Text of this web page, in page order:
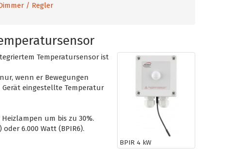
/ Regler
BPIR 4 kW
Temperatursensor ist
wenn er Bewegungen
eingestellte Temperatur
um bis zu 30%.
6.000 Watt (BPIR6).